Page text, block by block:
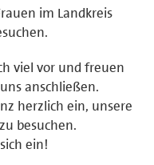
im Landkreis
viel vor und freuen
anschließen.
herzlich ein, unsere
besuchen.
ein!